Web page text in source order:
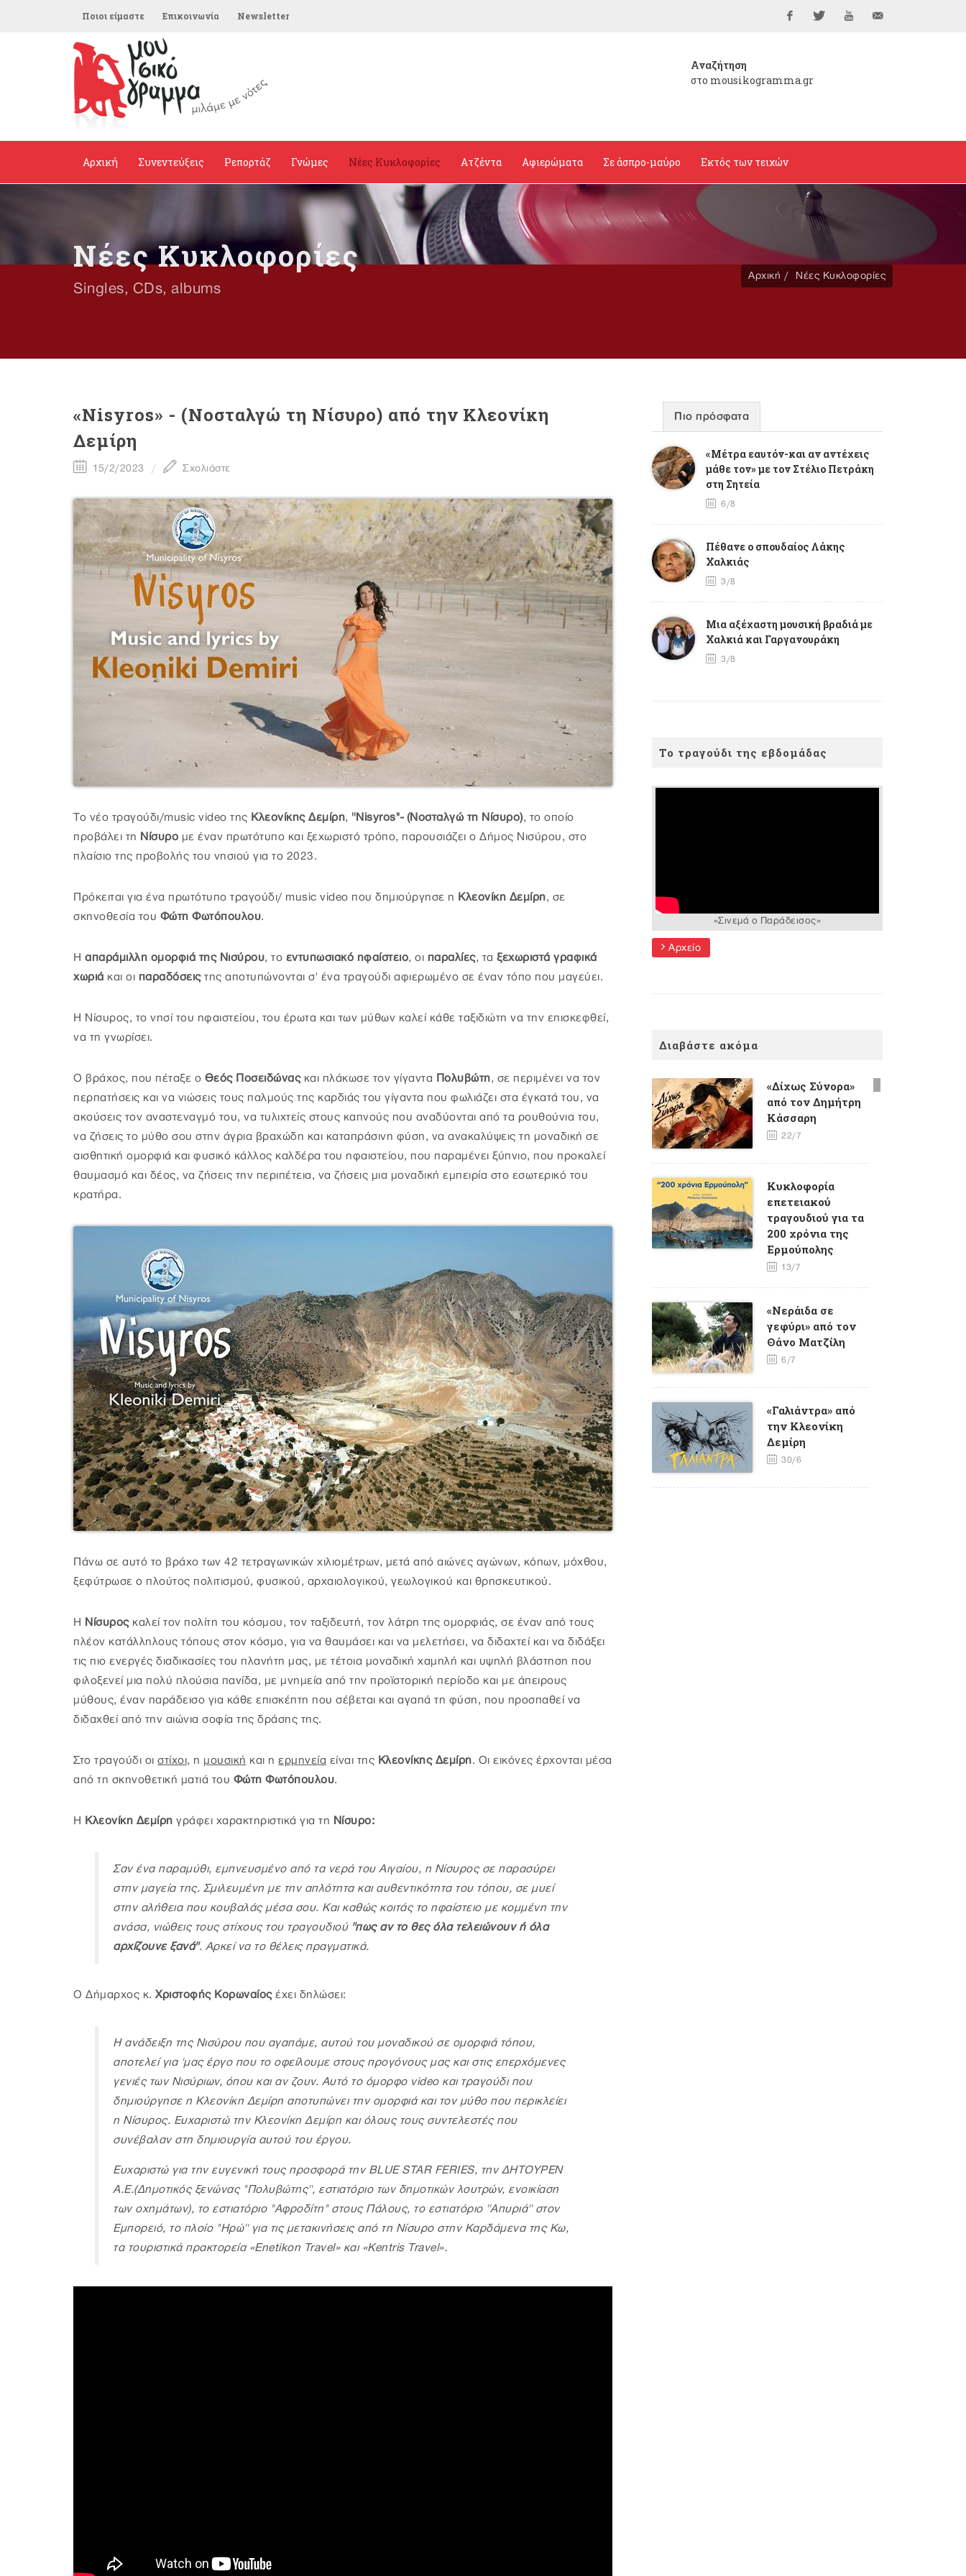
Ποιοι είμαστε Επικοινωνία Newsletter
Αναζήτηση
στο mousikogramma.gr
Αρχική Συνεντεύξεις Ρεπορτάζ Γνώμες Νέες Κυκλοφορίες Ατζέντα Αφιερώματα Σε άσπρο-μαύρο Εκτός των τειχών
Νέες Κυκλοφορίες
Singles, CDs, albums
Αρχική Νέες Κυκλοφορίες
«Νisyros» - (Νοσταλγώ τη Νίσυρο) από την Κλεονίκη
Δεμίρη
15/2/2023 Σχολιάστε
Το νέο τραγούδι/music video της Κλεονίκης Δεμίρη, ''Νisyros''- (Νοσταλγώ τη Νίσυρο), το οποίο
προβάλει τη Νίσυρο με έναν πρωτότυπο και ξεχωριστό τρόπο, παρουσιάζει ο Δήμος Νισύρου, στο
πλαίσιο της προβολής του νησιού για το 2023.
Πρόκειται για ένα πρωτότυπο τραγούδι/ music videο που δημιούργησε η Κλεονίκη Δεμίρη, σε
σκηνοθεσία του Φώτη Φωτόπουλου.
Η απαράμιλλη ομορφιά της Νισύρου, το εντυπωσιακό ηφαίστειο, οι παραλίες, τα ξεχωριστά γραφικά
χωριά και οι παραδόσειςτης αποτυπώνονται σ' ένα τραγούδι αφιερωμένο σε έναν τόπο που μαγεύει.
Η Νίσυρος, το νησί του ηφαιστείου, του έρωτα και των μύθων καλεί κάθε ταξιδιώτη να την επισκεφθεί,
να τη γνωρίσει.
Ο βράχος, που πέταξε ο Θεός Ποσειδώνας και πλάκωσε τον γίγαντα Πολυβώτη, σε περιμένει να τον
περπατήσεις και να νιώσεις τους παλμούς της καρδιάς του γίγαντα που φωλιάζει στα έγκατά του, να
ακούσεις τον αναστεναγμό του, να τυλιχτείς στους καπνούς που αναδύονται από τα ρουθούνια του,
να ζήσεις το μύθο σου στην άγρια βραχώδη και καταπράσινη φύση, να ανακαλύψεις τη μοναδική σε
αισθητική ομορφιά και φυσικό κάλλος καλδέρα του ηφαιστείου, που παραμένει ξύπνιο, που προκαλεί
θαυμασμό και δέος, να ζήσεις την περιπέτεια, να ζήσεις μια μοναδική εμπειρία στο εσωτερικό του
κρατήρα.
Πάνω σε αυτό το βράχο των 42 τετραγωνικών χιλιομέτρων, μετά από αιώνες αγώνων, κόπων, μόχθου,
ξεφύτρωσε ο πλούτος πολιτισμού, φυσικού, αρχαιολογικού, γεωλογικού και θρησκευτικού.
Η Νίσυροςκαλεί τον πολίτη του κόσμου, τον ταξιδευτή, τον λάτρη της ομορφιάς, σε έναν από τους
πλέον κατάλληλους τόπους στον κόσμο, για να θαυμάσει και να μελετήσει, να διδαχτεί και να διδάξει
τις πιο ενεργές διαδικασίες του πλανήτη μας, με τέτοια μοναδική χαμηλή και υψηλή βλάστηση που
φιλοξενεί μια πολύ πλούσια πανίδα, με μνημεία από την προϊστορική περίοδο και με άπειρους
μύθους, έναν παράδεισο για κάθε επισκέπτη που σέβεται και αγαπά τη φύση, που προσπαθεί να
διδαχθεί από την αιώνια σοφία της δράσης της.
Στο τραγούδι οι στίχοι, η μουσική και η ερμηνεία είναι της Κλεονίκης Δεμίρη. Οι εικόνες έρχονται μέσα
από τη σκηνοθετική ματιά του Φώτη Φωτόπουλου.
Η Κλεονίκη Δεμίρη γράφει χαρακτηριστικά για τη Νίσυρο:
Σαν ένα παραμύθι, εμπνευσμένο από τα νερά του Αιγαίου, η Νίσυρος σε παρασύρει
στην μαγεία της. Σμιλευμένη με την απλότητα και αυθεντικότητα του τόπου, σε μυεί
στην αλήθεια που κουβαλάς μέσα σου. Και καθώς κοιτάς το ηφαίστειο με κομμένη την
ανάσα, νιώθεις τους στίχους του τραγουδιού "πως αν το θες όλα τελειώνουν ή όλα
αρχίζουνε ξανά". Αρκεί να το θέλεις πραγματικά.
Ο Δήμαρχος κ. Χριστοφής Κορωναίοςέχει δηλώσει:
Η ανάδειξη της Νισύρου που αγαπάμε, αυτού του μοναδικού σε ομορφιά τόπου,
αποτελεί για 'μας έργο που το οφείλουμε στους προγόνους μας και στις επερχόμενες
γενιές των Νισύριων, όπου και αν ζουν. Αυτό το όμορφο video και τραγούδι που
δημιούργησε η Κλεονίκη Δεμίρη αποτυπώνει την ομορφιά και τον μύθο που περικλείει
η Νίσυρος. Ευχαριστώ την Κλεονίκη Δεμίρη και όλους τους συντελεστές που
συνέβαλαν στη δημιουργία αυτού του έργου.
Ευχαριστώ για την ευγενική τους προσφορά την BLUE STAR FERIES, την ΔΗΤΟΥΡΕΝ
Α.Ε.(Δημοτικός ξενώνας ''Πολυβώτης'', εστιατόριο των δημοτικών λουτρών, ενοικίαση
των οχημάτων), το εστιατόριο ''Αφροδίτη'' στους Πάλους, το εστιατόριο ''Απυριά'' στον
Εμπορειό, το πλοίο ''Ηρώ'' για τις μετακινήσεις από τη Νίσυρο στην Καρδάμενα της Κω,
τα τουριστικά πρακτορεία «Εnetikon Travel» και «Κentris Travel».
Πιο πρόσφατα
«Μέτρα εαυτόν-και αν αντέχεις
μάθε τον» με τον Στέλιο Πετράκη
στη Σητεία
6/8
Πέθανε ο σπουδαίος Λάκης
Χαλκιάς
3/8
Mια αξέχαστη μουσική βραδιά με
Χαλκιά και Γαργανουράκη
3/8
Το τραγούδι της εβδομάδας
«Σινεμά ο Παράδεισος»
Αρχείο
Διαβάστε ακόμα
«Δίχως Σύνορα»
από τον Δημήτρη
Κάσσαρη
22/7
Κυκλοφορία
επετειακού
τραγουδιού για τα
200 χρόνια της
Ερμούπολης
13/7
«Νεράιδα σε
γεφύρι» από τον
Θάνο Ματζίλη
6/7
«Γαλιάντρα» από
την Κλεονίκη
Δεμίρη
30/6